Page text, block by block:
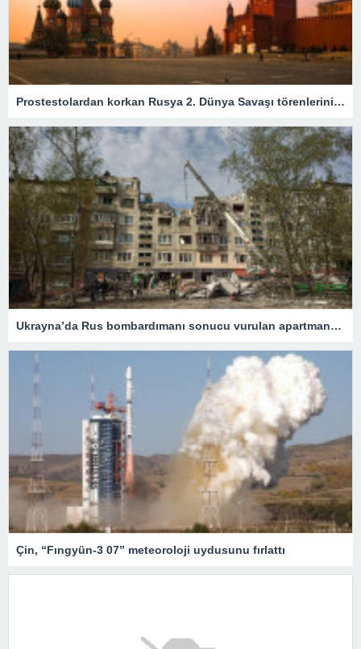
Prostestolardan korkan Rusya 2. Dünya Savaşı törenlerini iptal etti – Son Dakika Dünya Haberleri
Ukrayna’da Rus bombardımanı sonucu vurulan apartmanda can kaybı 15’e yükseldi
Çin, “Fıngyün-3 07” meteoroloji uydusunu fırlattı